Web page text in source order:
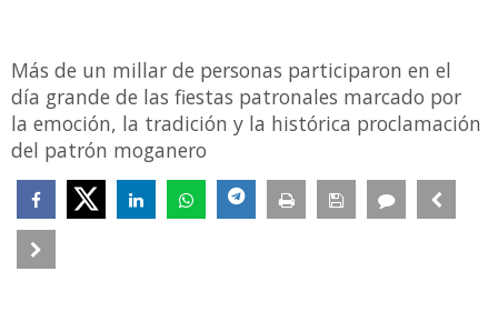
Más de un millar de personas participaron en el
día grande de las fiestas patronales marcado por
la emoción, la tradición y la histórica proclamación
del patrón moganero